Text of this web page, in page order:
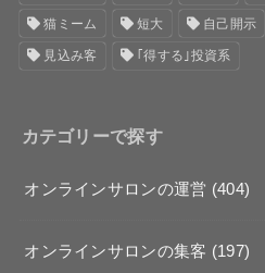
猫ミーム 短大 自己開示
見込み客 ｢得する｣投資系
カテゴリーで探す
オンラインサロンの運営 (404)
オンラインサロンの集客 (197)